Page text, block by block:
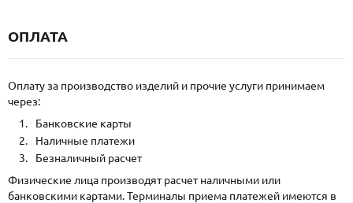
ОПЛАТА
Оплату за производство изделий и прочие услуги принимаем
через:
Банковские карты
Наличные платежи
Безналичный расчет
Физические лица производят расчет наличными или
банковскими картами. Терминалы приема платежей имеются в